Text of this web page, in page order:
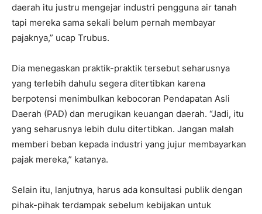
daerah itu justru mengejar industri pengguna air tanah
tapi mereka sama sekali belum pernah membayar
pajaknya,” ucap Trubus.
Dia menegaskan praktik-praktik tersebut seharusnya
yang terlebih dahulu segera ditertibkan karena
berpotensi menimbulkan kebocoran Pendapatan Asli
Daerah (PAD) dan merugikan keuangan daerah. “Jadi, itu
yang seharusnya lebih dulu ditertibkan. Jangan malah
memberi beban kepada industri yang jujur membayarkan
pajak mereka,” katanya.
Selain itu, lanjutnya, harus ada konsultasi publik dengan
pihak-pihak terdampak sebelum kebijakan untuk